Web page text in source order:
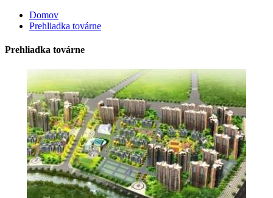
Domov
Prehliadka továrne
Prehliadka továrne